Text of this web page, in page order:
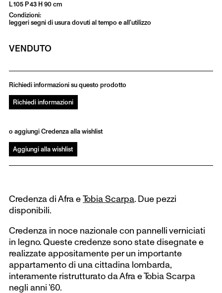
L 105 P 43 H 90 cm
leggeri segni di usura dovuti al tempo e all’utilizzo
VENDUTO
Richiedi informazioni su questo prodotto
Richiedi informazioni
o aggiungi Credenza alla wishlist
Aggiungi alla wishlist
Credenza di Afra eTobia Scarpa. Due pezzi
disponibili.
Credenza in noce nazionale con pannelli verniciati
in legno. Queste credenze sono state disegnate e
realizzate appositamente per un importante
appartamento di una cittadina lombarda,
interamente ristrutturato da Afra e Tobia Scarpa
negli anni ’60.